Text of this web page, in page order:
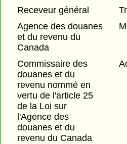
Receveur général
Agence des douanes
et du revenu du
Canada
Commissaire des
douanes et du
revenu nommé en
vertu de l'article 25
de la Loi sur
l'Agence des
douanes et du
revenu du Canada